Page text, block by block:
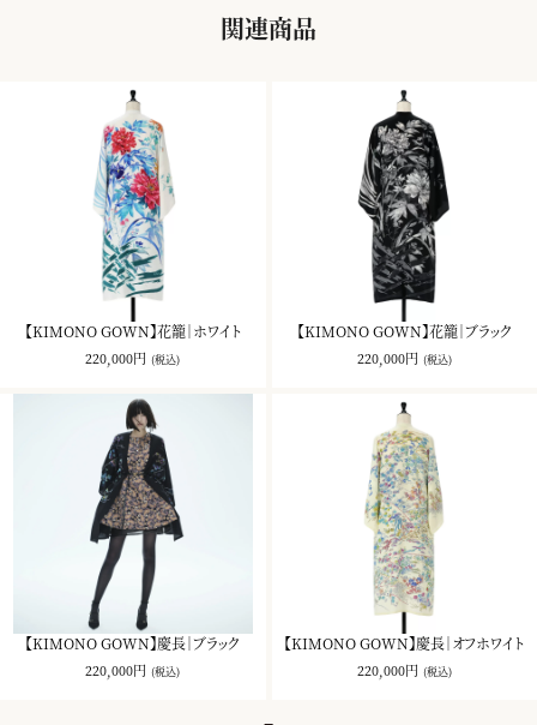
関連商品
【KIMONO GOWN】花籠｜ホワイト
220,000円 (税込)
【KIMONO GOWN】花籠｜ブラック
220,000円 (税込)
【KIMONO GOWN】慶長｜ブラック
220,000円 (税込)
【KIMONO GOWN】慶長｜オフホワイト
220,000円 (税込)